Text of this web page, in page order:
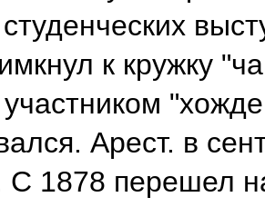
к кружку
Арест. в
С 1878 перешел